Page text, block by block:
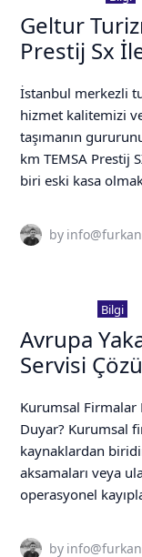
Geltur
Prestij Sx
İstanbul merkezli
hizmet kalitemizi
taşımanın
km TEMSA Prestij
biri eski kasa
by
Bilgi
Avrupa
Servisi
Kurumsal Firmalar
Duyar? Kurumsal
kaynaklardan
aksamaları veya
operasyonel
by